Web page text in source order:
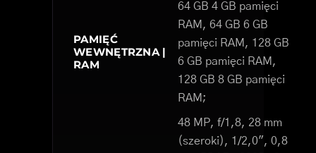
PAMIĘĆ
WEWNĘTRZNA |
RAM
64 GB 4 GB pamięci
RAM, 64 GB 6 GB
pamięci RAM, 128 GB
6 GB pamięci RAM,
128 GB 8 GB pamięci
RAM;
48 MP, f/1,8, 28 mm
(szeroki), 1/2,0", 0,8